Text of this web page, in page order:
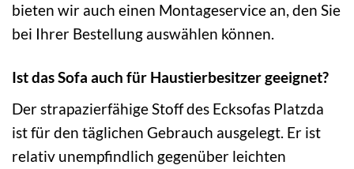
bieten wir auch einen Montageservice an, den Sie
bei Ihrer Bestellung auswählen können.
Ist das Sofa auch für Haustierbesitzer geeignet?
Der strapazierfähige Stoff des Ecksofas Platzda
ist für den täglichen Gebrauch ausgelegt. Er ist
relativ unempfindlich gegenüber leichten